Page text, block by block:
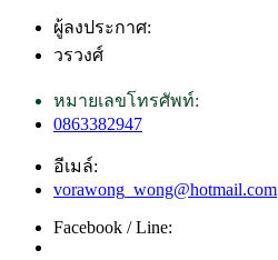
ผู้ลงประกาศ:
วรวงศ์
หมายเลขโทรศัพท์:
0863382947
อีเมล์:
vorawong_wong@hotmail.com
Facebook / Line: